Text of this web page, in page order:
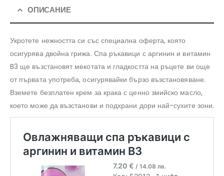
ОПИСАНИЕ
Укротете нежността си със специална оферта, която
осигурява двойна грижа. Спа ръкавици с аргинин и витамин
B3 ще възстановят мекотата и гладкостта на ръцете ви още
от първата употреба, осигурявайки бързо възстановяване.
Вземете безплатен крем за крака с ценно змийско масло,
което може да възстанови и подхрани дори най-сухите зони.